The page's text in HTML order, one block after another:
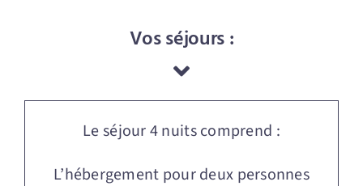
Vos séjours :
Le séjour 4 nuits comprend :
L’hébergement pour deux personnes